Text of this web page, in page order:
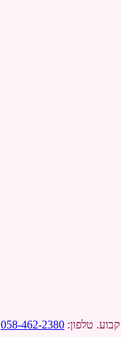
058-462-2380